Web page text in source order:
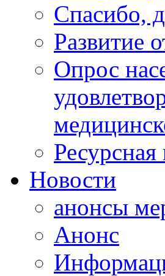
Спасибо,
Развитие
Опрос
Ресурсная
Новости
анонсы
Анонс